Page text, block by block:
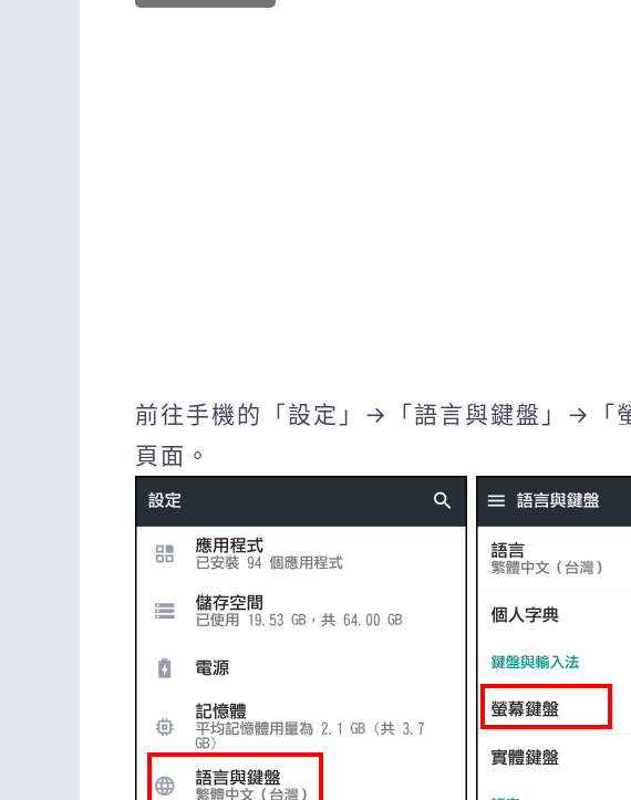
前往手機的「設定」→「語言與鍵盤」→「
頁面。